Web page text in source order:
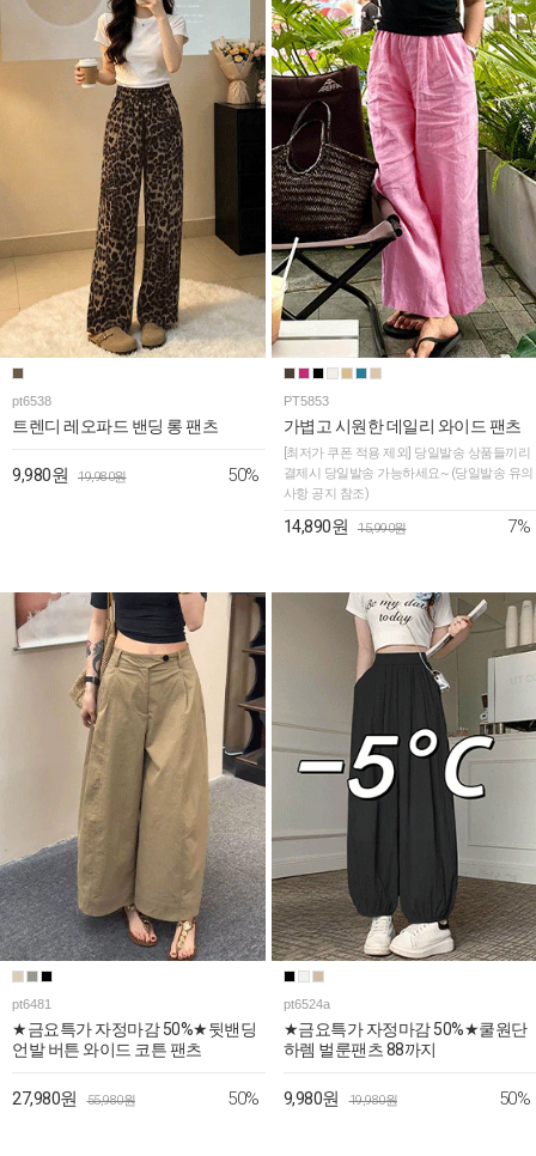
pt6538
트렌디 레오파드 밴딩 롱 팬츠
9,980원 19,980원 50%
PT5853
가볍고 시원한 데일리 와이드 팬츠
[최저가 쿠폰 적용 제외] 당일발송 상품들끼리
결제시 당일발송 가능하세요~ (당일발송 유의
사항 공지 참조)
14,890원 15,990원 7%
pt6481
★금요특가 자정마감 50%★뒷밴딩
언발 버튼 와이드 코튼 팬츠
27,980원 55,980원 50%
pt6524a
★금요특가 자정마감 50%★쿨원단
하렘 벌룬팬츠 88까지
9,980원 19,980원 50%